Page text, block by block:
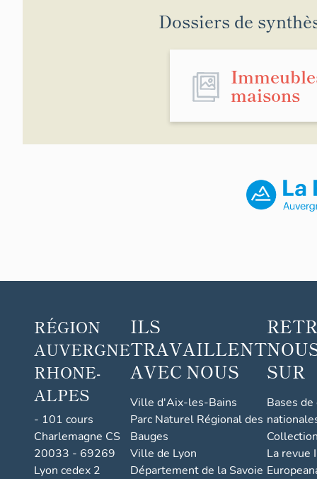
Dossiers de
maisons
RÉGION
AUVERGNE
RHONE-
ALPES
- 101 cours
Charlemagne CS
20033 - 69269
Lyon cedex 2
ILS
TRAVAILLENT
AVEC NOUS
Ville d'Aix-les-Bains
Parc Naturel Régional des
Bauges
Ville de Lyon
Département de la Savoie
SUR
Bases
La revue